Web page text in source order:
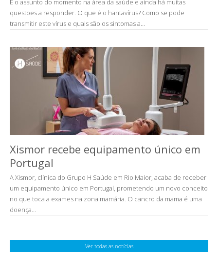
É o assunto do momento na área da saúde e ainda há muitas
questões a responder. O que é o hantavírus? Como se pode
transmitir este vírus e quais são os sintomas a…
Xismor recebe equipamento único em
Portugal
A Xismor, clínica do Grupo H Saúde em Rio Maior, acaba de receber
um equipamento único em Portugal, prometendo um novo conceito
no que toca a exames na zona mamária. O cancro da mama é uma
doença…
Ver todas as notícias